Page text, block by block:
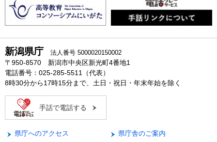
新潟県庁 法人番号 5000020150002
〒950-8570 新潟市中央区新光町4番地1
電話番号：025-285-5511（代表）
8時30分から17時15分まで、土日・祝日・年末年始を除く
手話で電話する
県庁へのアクセス 県庁舎のご案内